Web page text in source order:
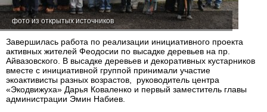
фото из открытых источников
Завершилась работа по реализации инициативного проекта
активных жителей Феодосии по высадке деревьев на пр.
Айвазовского. В высадке деревьев и декоративных кустарников
вместе с инициативной группой принимали участие
экоактивисты разных возрастов, руководитель центра
«Экодвижуха» Дарья Коваленко и первый заместитель главы
администрации Эмин Набиев.